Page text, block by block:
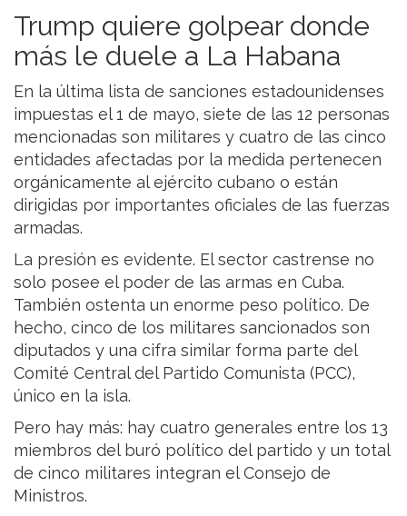
Trump quiere golpear donde
más le duele a La Habana
En la última lista de sanciones estadounidenses
impuestas el 1 de mayo, siete de las 12 personas
mencionadas son militares y cuatro de las cinco
entidades afectadas por la medida pertenecen
orgánicamente al ejército cubano o están
dirigidas por importantes oficiales de las fuerzas
armadas.
La presión es evidente. El sector castrense no
solo posee el poder de las armas en Cuba.
También ostenta un enorme peso político. De
hecho, cinco de los militares sancionados son
diputados y una cifra similar forma parte del
Comité Central del Partido Comunista (PCC),
único en la isla.
Pero hay más: hay cuatro generales entre los 13
miembros del buró político del partido y un total
de cinco militares integran el Consejo de
Ministros.